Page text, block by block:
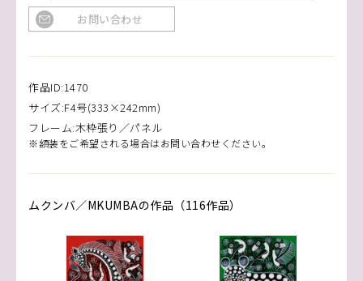
お問い合わせ
作品ID:1470
サイズ:F4号(333×242mm)
フレーム:木枠張り／パネル
※額装をご希望される場合はお問い合わせください。
ムクンバ／MKUMBAの作品（116作品）